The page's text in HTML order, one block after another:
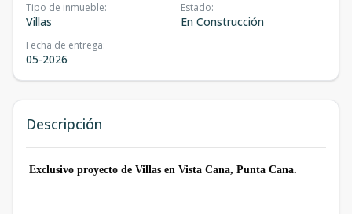
Tipo de inmueble:
Villas
Estado:
En Construcción
Fecha de entrega:
05-2026
Descripción
Exclusivo proyecto de Villas en Vista Cana, Punta Cana.